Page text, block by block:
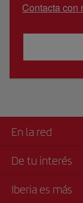
Contacta con
En la red
De tu interés
Iberia es más